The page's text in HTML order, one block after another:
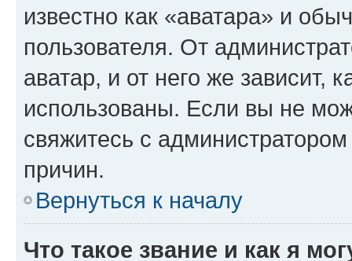
известно как «аватара» и
пользователя. От
аватар, и от него же зависит,
использованы. Если вы не
свяжитесь с
причин.
Вернуться к началу
Что такое звание и как я